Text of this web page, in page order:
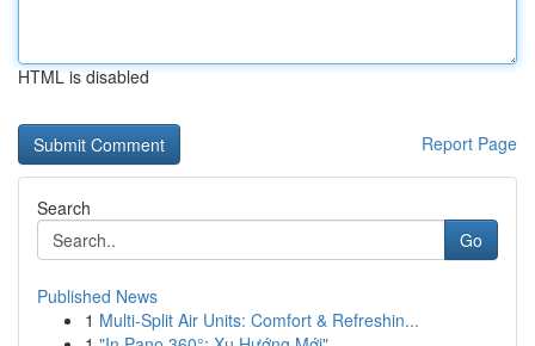
HTML is disabled
Report Page
Search
Go
Published News
1 Multi-Split Air Units: Comfort & Refreshin...